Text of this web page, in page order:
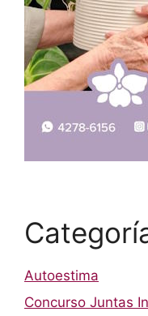
Autoestima
Concurso Juntas